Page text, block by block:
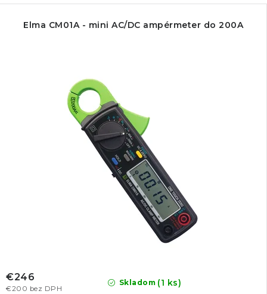
Elma CM01A - mini AC/DC ampérmeter do 200A
Skladom (1 ks)
€200 bez DPH
€246